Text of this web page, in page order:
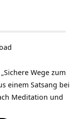
Wege zum
einem Satsang bei
Meditation und